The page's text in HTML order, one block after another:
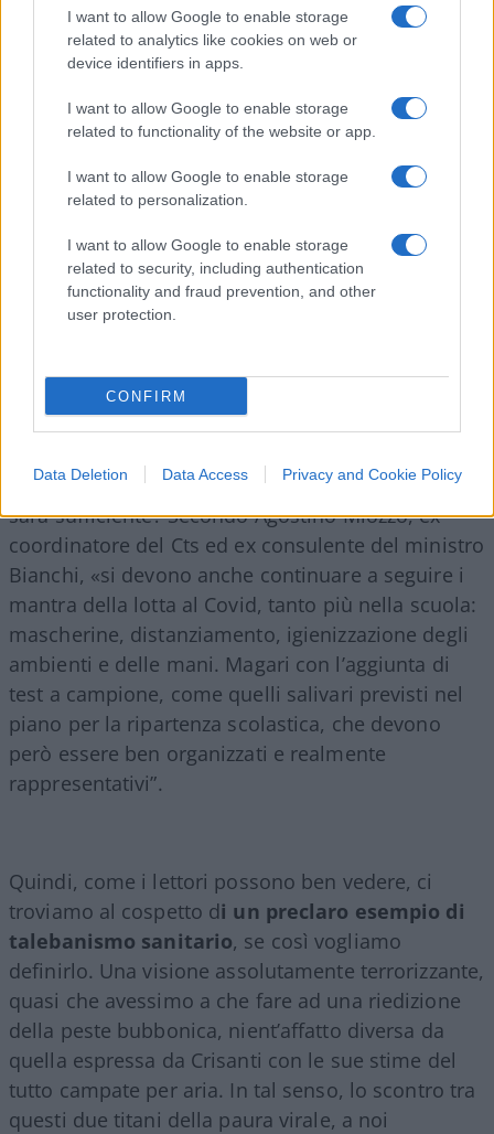
I want to allow Google to enable storage
related to analytics like cookies on web or
device identifiers in apps.
I want to allow Google to enable storage
related to functionality of the website or app.
I want to allow Google to enable storage
related to personalization.
I want to allow Google to enable storage
related to security, including authentication
functionality and fraud prevention, and other
user protection.
CONFIRM
Data Deletion Data Access Privacy and Cookie Policy
una intervista alCorriere della Sera: ‘Lo prendo
come un auspicio, come la speranza che, se
anche i giovani si vaccineranno, presto si tornerà
alla normalità. Sono disorientato da questo
annuncio che risente certamente dell’ottimismo
ragione. La ragione ci dice che la situazione
attuale non ci consente la normalità pre-Covid.
Per tanti motivi anche indipendenti dal mondo
della scuola’”.
14 settembre, la Stampa
: “Miozzo, estendere il
15 settembre,ripartelitalia.it
riaperte e subito è entrata in vigore una tra le più
pass obbligatorio per il personale scolastico. Ma
sarà sufficiente? Secondo Agostino Miozzo, ex
coordinatore del Cts ed ex consulente del ministro
Bianchi, «si devono anche continuare a seguire i
mantra della lotta al Covid, tanto più nella scuola:
mascherine, distanziamento, igienizzazione degli
ambienti e delle mani. Magari con l’aggiunta di
test a campione, come quelli salivari previsti nel
piano per la ripartenza scolastica, che devono
però essere ben organizzati e realmente
rappresentativi”.
Quindi, come i lettori possono ben vedere, ci
troviamo al cospetto di un preclaro esempio di
talebanismo sanitario, se così vogliamo
definirlo. Una visione assolutamente terrorizzante,
quasi che avessimo a che fare ad una riedizione
della peste bubbonica, nient’affatto diversa da
quella espressa da Crisanti con le sue stime del
tutto campate per aria. In tal senso, lo scontro tra
questi due titani della paura virale, a noi